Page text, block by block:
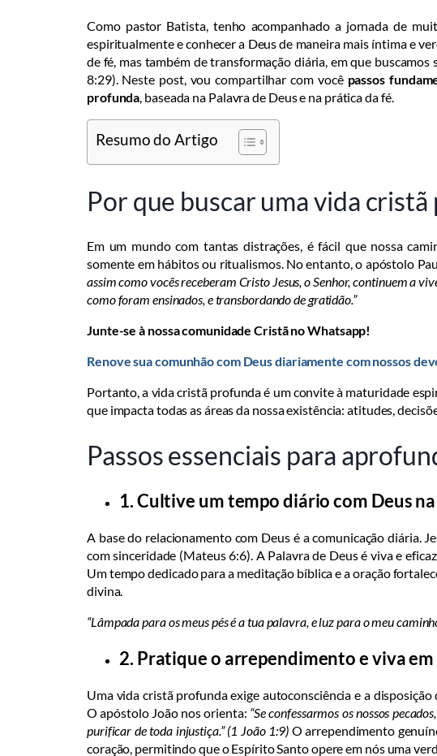
Como pastor Batista, tenho acompanhado a jornada de
espiritualmente e conhecer a Deus de maneira mais íntima e
de fé, mas também de transformação diária, em que
8:29). Neste post, vou compartilhar com você passos
profunda, baseada na Palavra de Deus e na prática da fé.
Resumo do Artigo
Por que buscar uma vida
Em um mundo com tantas distrações, é fácil que nossa
somente em hábitos ou ritualismos. No entanto, o apóstolo
assim como vocês receberam Cristo Jesus, o Senhor, continuem a
como foram ensinados, e transbordando de gratidão.”
Junte-se à nossa comunidade Cristã no Whatsapp!
Renove sua comunhão com Deus diariamente com nossos
Portanto, a vida cristã profunda é um convite à maturidade
que impacta todas as áreas da nossa existência: atitudes,
Passos essenciais para
1. Cultive um tempo diário com Deus
A base do relacionamento com Deus é a comunicação diária.
com sinceridade (Mateus 6:6). A Palavra de Deus é viva e
Um tempo dedicado para a meditação bíblica e a oração
divina.
“Lâmpada para os meus pés é a tua palavra, e luz para o meu
2. Pratique o arrependimento e viva
Uma vida cristã profunda exige autoconsciência e a
O apóstolo João nos orienta: “Se confessarmos os nossos
purificar de toda injustiça.” (1 João 1:9)O arrependimento
coração, permitindo que o Espírito Santo opere em nós uma